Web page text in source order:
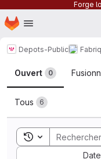
Forge
Passer au contenu principal
Page d'accueil
Depots-Public
Ouvert 0
Tous 6
Toggle search
Sort by: